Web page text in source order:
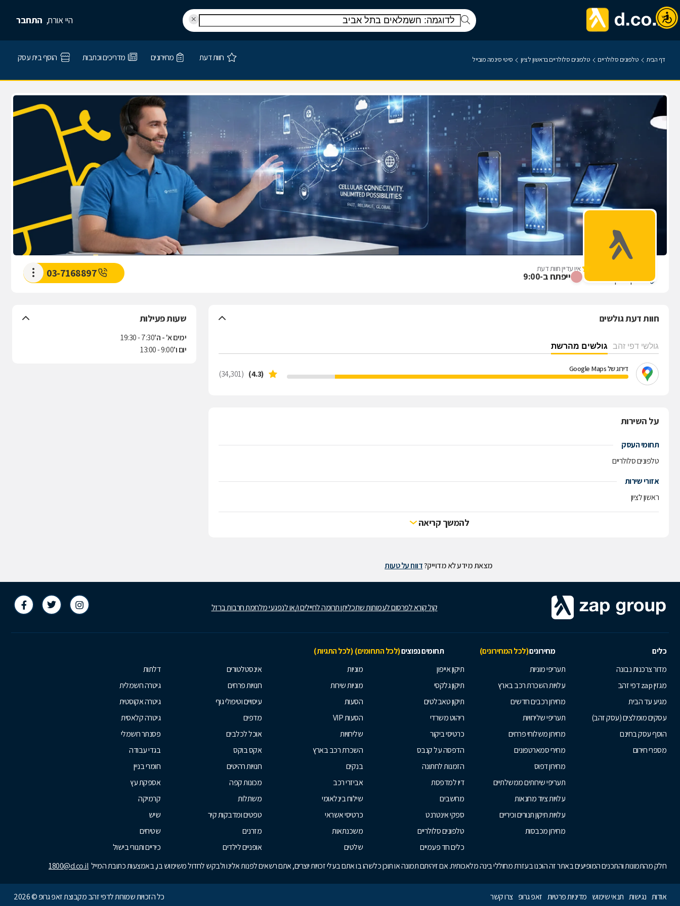
היי אורח, התחבר
דף הבית טלפונים סלולריים טלפונים סלולריים בראשון לציון סיטי סינמה מובייל חוות דעת מחירונים מדריכים וכתבות הוסף בית עסק
ייפתח ב-9:00
אין עדיין חוות דעת
ראשון לציון 03-7168897
חוות דעת גולשים
גולשי דפי זהב גולשים מהרשת
דירוג של Google Maps (4.3)
(34,301)
על השירות
תחומי העסק
טלפונים סלולריים
אזורי שירות
ראשון לציון
להמשך קריאה
שעות פעילות
ימים א' - ה'7:30 - 19:30
יום ו'9:00 - 13:00
מצאת מידע לא מדוייק?דווח על טעות
קול קורא לפרסום לעמותות שתכליתן תרומה לחיילים ו/או לנפגעי מלחמת חרבות ברזל
כלים מחירונים(לכל המחירונים) תחומים נפוצים(לכל התחומים) (לכל התגיות)
מדור צרכנות נבונה
מגזין zap דפי זהב
מגיע עד הבית
עסקים מומלצים (עסק זהב)
הוסף עסק בחינם
מספרי חירום
תעריפי מוניות
עלויות השכרת רכב בארץ
מחירון רכבים חדשים
תעריפי שליחויות
מחירון משלוחי פרחים
מחירי סמארטפונים
מחירון דפוס
תעריפי שירותים ממשלתיים
עלויות ציוד מחנאות
עלויות תיקון תנורים וכיריים
מחירון מכבסות
תיקון אייפון
תיקון גלקסי
תיקון טאבלטים
ריהוט משרדי
כרטיסי ביקור
הדפסה על קנבס
הזמנות לחתונה
דיו למדפסת
מחשבים
ספקי אינטרנט
טלפונים סלולריים
כלים חד פעמיים
מוניות
מוניות שירות
הסעות
הסעות VIP
שליחויות
השכרת רכב בארץ
בנקים
אביזרי רכב
שילוח בינלאומי
כרטיסי אשראי
משכנתאות
שלטים
אינסטלטורים
חנויות פרחים
עיסויים וטיפולי גוף
מדפים
אוכל לכלבים
אקס בוקס
חנויות רהיטים
מכונות קפה
משתלות
טפטים ומדבקות קיר
מזרנים
אופניים לילדים
דלתות
גיטרה חשמלית
גיטרה אקוסטית
גיטרה קלאסית
פסנתר חשמלי
בגדי עבודה
חומרי בניין
אספקת עץ
קרמיקה
שיש
שטיחים
כיריים ותנורי בישול
חלק מהתמונות והתכנים המופיעים באתר זה הוכנו בעזרת מחוללי בינה מלאכותית. אם זיהיתם תמונה או תוכן כלשהו בו אתם בעלי זכויות יוצרים, אתם רשאים לפנות אלינו ולבקש לחדול משימוש בו, באמצעות כתובת המייל 1800@d.co.il
אודות נגישות תנאי שימוש מדיניות פרטיות זאפ גרופ צרו קשר כל הזכויות שמורות לדפי זהב מקבוצת זאפ גרופ © 2026